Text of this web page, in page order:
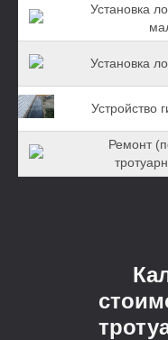
Установка
Установка
Устройство
Ремонт